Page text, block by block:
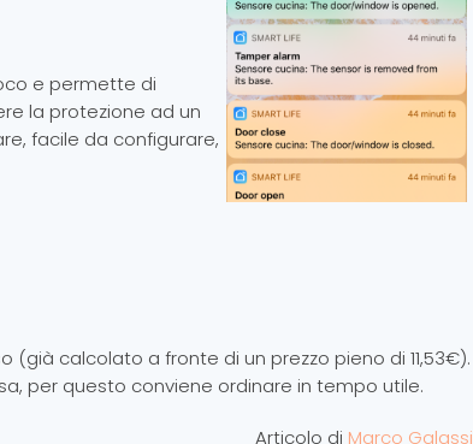
e permette di
la protezione ad un
facile da configurare,
calcolato a fronte di un prezzo pieno di 11,53€).
per questo conviene ordinare in tempo utile.
Articolo di Marco Galassi